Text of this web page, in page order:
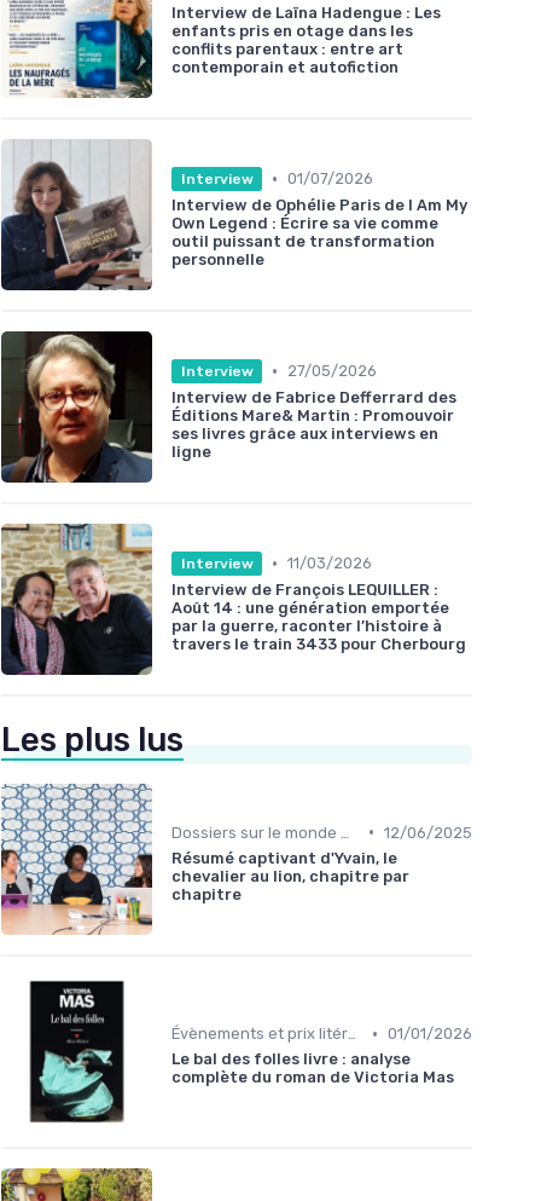
Interview de Laïna Hadengue : Les
enfants pris en otage dans les
conflits parentaux : entre art
contemporain et autofiction
Interview • 01/07/2026
Interview de Ophélie Paris de I Am My
Own Legend : Écrire sa vie comme
outil puissant de transformation
personnelle
Interview •
27/05/2026
Interview de Fabrice Defferrard des
Éditions Mare& Martin : Promouvoir
ses livres grâce aux interviews en
ligne
Interview • 11/03/2026
Interview de François LEQUILLER :
Août 14 : une génération emportée
par la guerre, raconter l’histoire à
travers le train 3433 pour Cherbourg
Les plus lus
• 12/06/2025
Résumé captivant d'Yvain, le
chevalier au lion, chapitre par
chapitre
Évènements et prix litéraires • 01/01/2026
Le bal des folles livre : analyse
complète du roman de Victoria Mas